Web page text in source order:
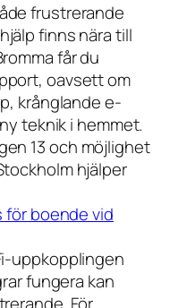
frustrerande
finns nära till
får du
oavsett om
krånglande e-
teknik i hemmet.
13 och möjlighet
hjälper
för boende vid
uppkopplingen
fungera kan